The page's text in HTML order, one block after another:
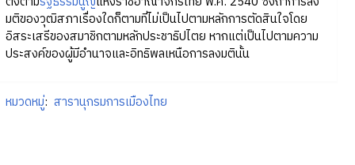
มติของวุฒิสภาเรื่องใดก็ตามที่ไม่เป็นไปตามหลักการตัดสินใจโดย
อิสระเสรีของสมาชิกตามหลักประชาธิปไตย หากแต่เป็นไปตามความ
ประสงค์ของผู้มีอำนาจและอิทธิพลเหนือการลงมตินั้น
หมวดหมู่: สารานุกรมการเมืองไทย